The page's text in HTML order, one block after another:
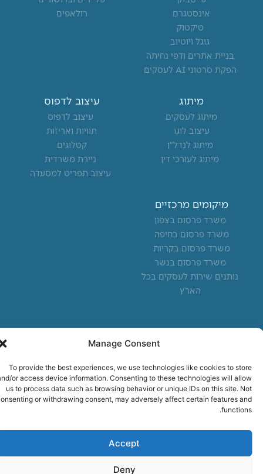
store and/or access device information. Consenting to these
technologies will allow us to process data such as browsing behavior or
unique IDs on this site. Not consenting or withdrawing consent, may
View preferences
מדיניות פרטיות
-
f
i
אינסטגרם
טיקטוק
גוגל ויוטיוב
בניית אתרים ודפי נחיתה
הפקת סרטוני AI לעסקים
רולאפים
מיתוג
מיתוג לעסקים
עיצוב לוגו
מיתוג לנדל"ן
מיתוג לעורכי דין
עיצוב לדפוס
עיצוב לדפוס
תוויות ואריזות
קטלוגים
ניירת משרדית
עיצוב תפריט למסעדה
מיקומים מרכזיים
משרד פרסום בצפון
משרד פרסום בחיפה
משרד פרסום בקריות
משרד פרסום בנשר
נותנים שירות לעסקים בכל
הארץ
תנאי שימוש|מדיניות פרטיות| כל הזכויות שמורות